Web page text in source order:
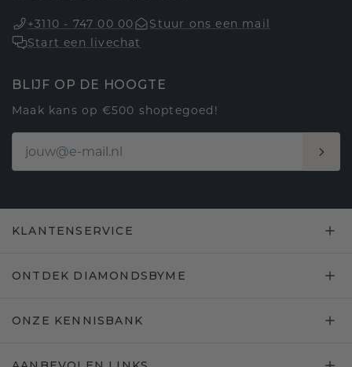
+3110 - 747 00 00
Stuur ons een mail
Start een livechat
BLIJF OP DE HOOGTE
Maak kans op €500 shoptegoed!
KLANTENSERVICE
ONTDEK DIAMONDSBYME
ONZE KENNISBANK